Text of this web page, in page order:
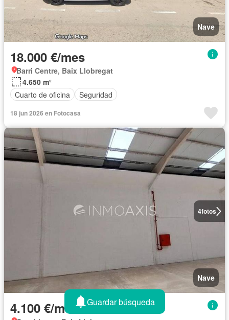
Nave
18.000 €/mes
Barri Centre, Baix Llobregat
4.650 m²
Cuarto de oficina
Seguridad
18 jun 2026 en Fotocasa
4fotos
Nave
4.100 €/mes Guardar búsqueda